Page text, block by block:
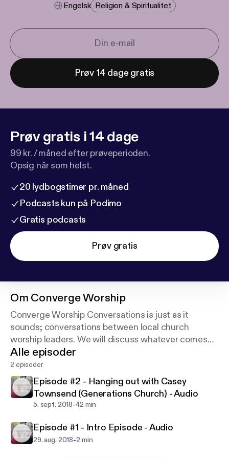
Engelsk Religion & Spiritualitet
Prøv 14 dage gratis
Prøv gratis i 14 dage
99 kr. / måned efter prøveperioden.
Opsig når som helst.
20 lydbogstimer pr. måned
Podcasts kun på Podimo
Gratis podcasts
Prøv gratis
Om Converge Worship
Converge Worship Conversations is just as it
sounds; conversations between local church
worship leaders. We will discuss whatever comes
up as we grab coffee, breakfast, or lunches
together.
Enjoy
Alle episoder
2 episoder
Episode #2 - Hanging out with Casey
Townsend (Generations Church) - Audio
5. sept. 2018-42 min
Episode #1 - Intro Episode - Audio
29. aug. 2018-2 min